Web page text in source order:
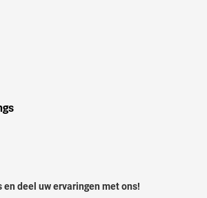
en deel uw ervaringen met ons!